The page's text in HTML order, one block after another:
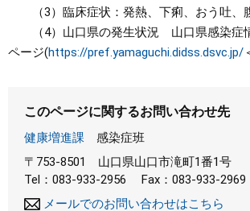
（3）臨床症状：発熱、下痢、おう吐、
（4）山口県の発生状況 山口県感染症
ページ(https://pref.yamaguchi.didss.dsvc.jp/
このページに関するお問い合わせ先
健康増進課
感染症班
〒753-8501
山口県山口市滝町1番1号
Tel：083-933-2956
Fax：083-933-2969
メールでのお問い合わせはこちら